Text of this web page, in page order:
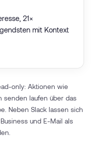
21×
mit Kontext
only: Aktionen wie
senden laufen über das
Neben Slack lassen sich
und E-Mail als